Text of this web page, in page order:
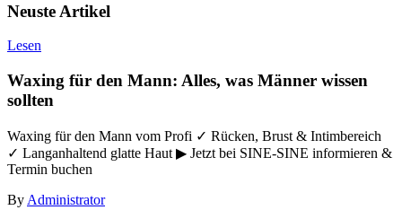
Neuste Artikel
Lesen
Waxing für den Mann: Alles, was Männer wissen
sollten
Waxing für den Mann vom Profi ✓ Rücken, Brust & Intimbereich
✓ Langanhaltend glatte Haut ▶ Jetzt bei SINE-SINE informieren &
Termin buchen
By Administrator